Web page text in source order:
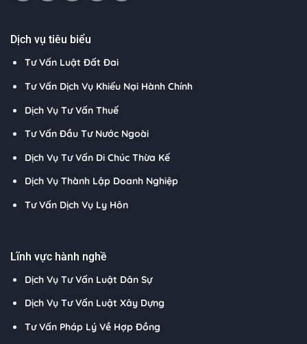
Dịch vụ tiêu biểu
Tư Vấn Luật Đất Đai
Tư Vấn Dịch Vụ Khiếu Nại Hành Chính
Dịch Vụ Tư Vấn Thuế
Tư Vấn Đầu Tư Nước Ngoài
Dịch Vụ Tư Vấn Di Chúc Thừa Kế
Dịch Vụ Thành Lập Doanh Nghiệp
Tư Vấn Dịch Vụ Ly Hôn
Lĩnh vực hành nghề
Dịch Vụ Tư Vấn Luật Dân Sự
Dịch Vụ Tư Vấn Luật Xây Dựng
Tư Vấn Pháp Lý Về Hợp Đồng